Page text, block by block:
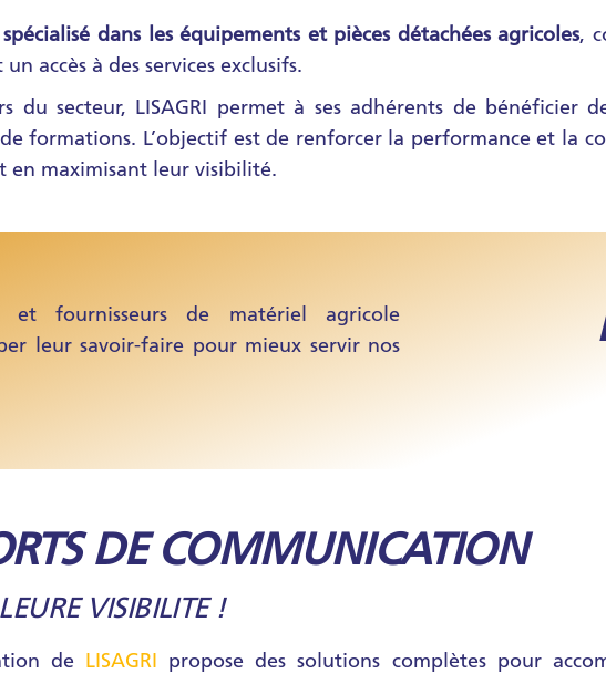
dans les équipements et pièces détachées agricoles,
accès à des services exclusifs.
du secteur, LISAGRI permet à ses adhérents de bénéficier
formations. L’objectif est de renforcer la performance et la
en maximisant leur visibilité.
et fournisseurs de matériel agricole
leur savoir-faire pour mieux servir nos
DE COMMUNICATION
VISIBILITE !
de LISAGRI propose des solutions complètes pour